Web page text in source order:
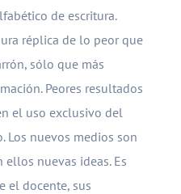
de escritura.
réplica de lo peor que
sólo que más
Peores resultados
el uso exclusivo del
Los nuevos medios son
nuevas ideas. Es
el docente, sus